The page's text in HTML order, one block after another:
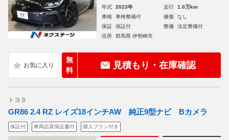
年式 2023年 走行
1.0万km
車検
車検整備付 修復
なし
保証
保証付 整備
法定整備付
住所
群馬県 伊勢崎市
無
料
見積もり・在庫確認
トヨタ
GR86 2.4 RZ レイズ18インチAW 純正9型ナビ Bカメラ
保証付 車両品質保証書付 購入プラン付き